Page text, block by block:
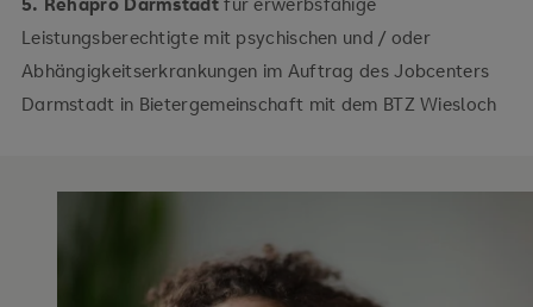
Leistungsberechtigte mit psychischen und / oder
Abhängigkeitserkrankungen im Auftrag des Jobcenters
Darmstadt in Bietergemeinschaft mit dem BTZ Wiesloch